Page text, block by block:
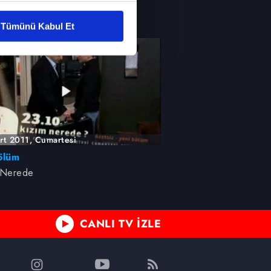
kullanılmaktadır. Bu
sunulması
ve sizlere yönelik
detaylı bilgi için Ayarlar
Tümünü Kabul Et
Nerede
2011, Cumartesi
Nerede
CANLI TV İZLE